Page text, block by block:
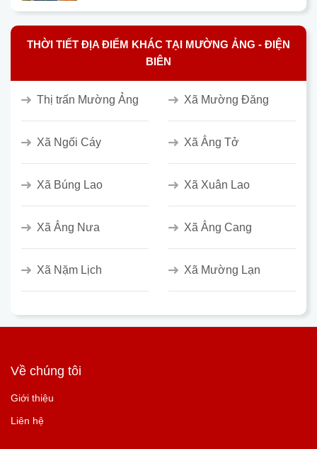
THỜI TIẾT ĐỊA ĐIỂM KHÁC TẠI MƯỜNG ẢNG - ĐIỆN
BIÊN
Thị trấn Mường Ảng Xã Mường Đăng
Xã Ngối Cáy Xã Ẳng Tở
Xã Búng Lao Xã Xuân Lao
Xã Ẳng Nưa Xã Ẳng Cang
Xã Nặm Lịch Xã Mường Lạn
Về chúng tôi
Giới thiệu
Liên hệ